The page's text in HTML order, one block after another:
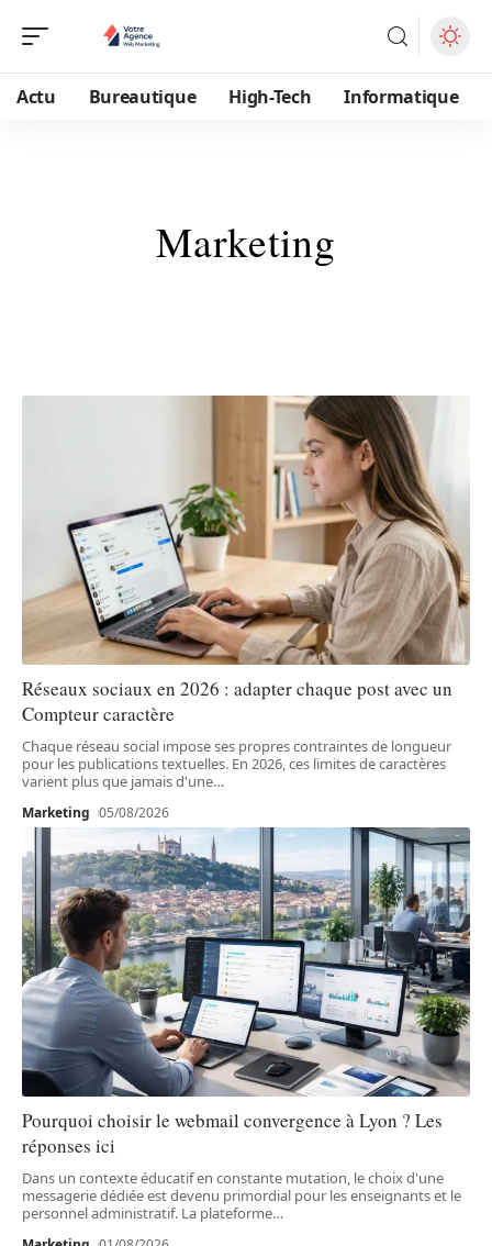
Actu Bureautique High-Tech Informatique
Marketing
Réseaux sociaux en 2026 : adapter chaque post avec un
Compteur caractère
Chaque réseau social impose ses propres contraintes de longueur
pour les publications textuelles. En 2026, ces limites de caractères
varient plus que jamais d'une…
Marketing 05/08/2026
Pourquoi choisir le webmail convergence à Lyon ? Les
réponses ici
Dans un contexte éducatif en constante mutation, le choix d'une
messagerie dédiée est devenu primordial pour les enseignants et le
personnel administratif. La plateforme…